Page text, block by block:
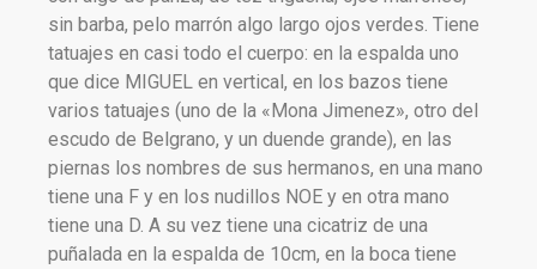
sin barba, pelo marrón algo largo ojos verdes. Tiene
tatuajes en casi todo el cuerpo: en la espalda uno
que dice MIGUEL en vertical, en los bazos tiene
varios tatuajes (uno de la «Mona Jimenez», otro del
escudo de Belgrano, y un duende grande), en las
piernas los nombres de sus hermanos, en una mano
tiene una F y en los nudillos NOE y en otra mano
tiene una D. A su vez tiene una cicatriz de una
puñalada en la espalda de 10cm, en la boca tiene